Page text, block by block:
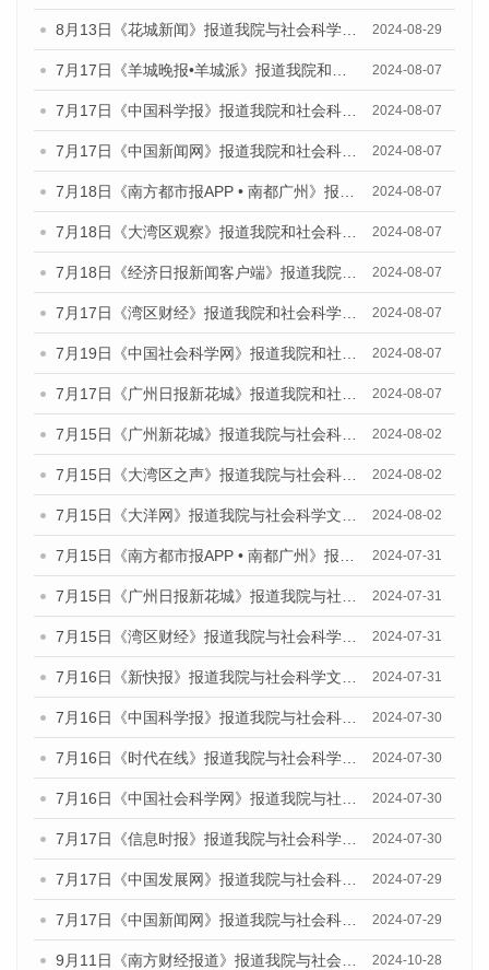
8月13日《花城新闻》报道我院与社会科学文献出版社联合发布的《广州蓝皮书：广州国际商贸中心发展报告（2024）》媒体文章 2024-08-29
7月17日《羊城晚报•羊城派》报道我院和社会科学文献出版社联合发布《广州蓝皮书：广州数字经济发展报告（2024）》的媒体文章 2024-08-07
7月17日《中国科学报》报道我院和社会科学文献出版社联合发布《广州蓝皮书：广州数字经济发展报告（2024）》的媒体文章 2024-08-07
7月17日《中国新闻网》报道我院和社会科学文献出版社联合发布《广州蓝皮书：广州数字经济发展报告（2024）》的媒体文章 2024-08-07
7月18日《南方都市报APP • 南都广州》报道我院和社会科学文献出版社联合发布《广州蓝皮书：广州数字经济发展报告（2024）》的媒体文章 2024-08-07
7月18日《大湾区观察》报道我院和社会科学文献出版社联合发布《广州蓝皮书：广州数字经济发展报告（2024）》的媒体文章 2024-08-07
7月18日《经济日报新闻客户端》报道我院和社会科学文献出版社联合发布《广州蓝皮书：广州数字经济发展报告（2024）》的媒体文章 2024-08-07
7月17日《湾区财经》报道我院和社会科学文献出版社联合发布《广州蓝皮书：广州数字经济发展报告（2024）》的媒体文章 2024-08-07
7月19日《中国社会科学网》报道我院和社会科学文献出版社联合发布《广州数字经济发展报告（2024）》蓝皮书的媒体文章 2024-08-07
7月17日《广州日报新花城》报道我院和社会科学文献出版社联合发布《广州蓝皮书：广州数字经济发展报告（2024）》的媒体文章 2024-08-07
7月15日《广州新花城》报道我院与社会科学文献出版社联合发布《广州蓝皮书：广州社会发展报告(2024)》的媒体文章 2024-08-02
7月15日《大湾区之声》报道我院与社会科学文献出版社联合发布《广州蓝皮书：广州社会发展报告(2024)》的媒体文章 2024-08-02
7月15日《大洋网》报道我院与社会科学文献出版社联合发布《广州蓝皮书：广州社会发展报告(2024)》的媒体文章 2024-08-02
7月15日《南方都市报APP • 南都广州》报道我院与社会科学文献出版社联合发布《广州蓝皮书：广州社会发展报告(2024)》的媒体文章 2024-07-31
7月15日《广州日报新花城》报道我院与社会科学文献出版社联合发布《广州蓝皮书：广州社会发展报告(2024)》的媒体文章 2024-07-31
7月15日《湾区财经》报道我院与社会科学文献出版社联合发布《广州蓝皮书：广州社会发展报告(2024)》的媒体文章 2024-07-31
7月16日《新快报》报道我院与社会科学文献出版社联合发布《广州蓝皮书：广州社会发展报告(2024)》的媒体文章 2024-07-31
7月16日《中国科学报》报道我院与社会科学文献出版社联合发布《广州蓝皮书：广州社会发展报告(2024)》的媒体文章 2024-07-30
7月16日《时代在线》报道我院与社会科学文献出版社联合发布《广州蓝皮书：广州社会发展报告(2024)》的媒体文章 2024-07-30
7月16日《中国社会科学网》报道我院与社会科学文献出版社联合发布《广州蓝皮书：广州社会发展报告(2024)》的媒体文章 2024-07-30
7月17日《信息时报》报道我院与社会科学文献出版社联合发布《广州蓝皮书：广州社会发展报告(2024)》的媒体文章 2024-07-30
7月17日《中国发展网》报道我院与社会科学文献出版社联合发布《广州蓝皮书：广州社会发展报告(2024)》的媒体文章 2024-07-29
7月17日《中国新闻网》报道我院与社会科学文献出版社联合发布《广州蓝皮书：广州社会发展报告(2024)》的媒体文章 2024-07-29
9月11日《南方财经报道》报道我院与社会科学文献出版社联合发布了《广州蓝皮书：广州金融发展报告（2024）》的视频采访 2024-10-28